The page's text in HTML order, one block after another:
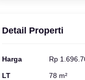
Detail Properti
Harga Rp
LT 78 m²